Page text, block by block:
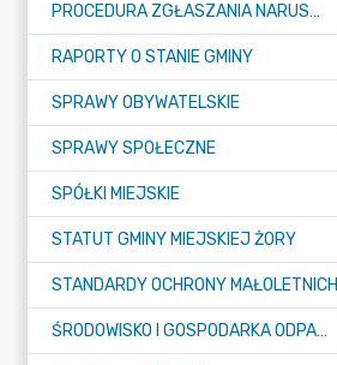
PROCEDURA ZGŁASZANIA NARUSZEŃ PRAWA
RAPORTY O STANIE GMINY
SPRAWY OBYWATELSKIE
SPRAWY SPOŁECZNE
SPÓŁKI MIEJSKIE
STATUT GMINY MIEJSKIEJ ŻORY
STANDARDY OCHRONY MAŁOLETNICH
ŚRODOWISKO I GOSPODARKA ODPADAMI